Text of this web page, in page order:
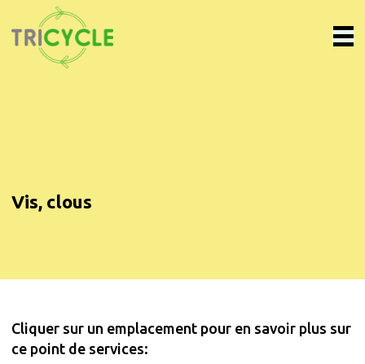
Vis, clous
Cliquer sur un emplacement pour en savoir plus sur
ce point de services: